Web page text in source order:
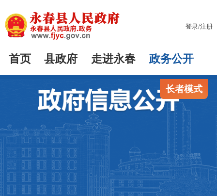
登录/注册
首页 县政府 走进永春 政务公开
长者模式